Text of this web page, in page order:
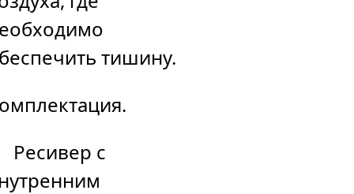
тишину.
Ресивер с